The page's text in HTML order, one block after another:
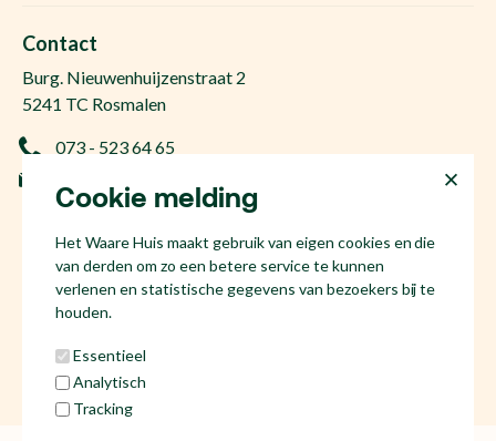
Cookie melding
Het Waare Huis maakt gebruik van eigen cookies en die
van derden om zo een betere service te kunnen
verlenen en statistische gegevens van bezoekers bij te
houden.
Essentieel
Analytisch
Tracking
Gratis woningwaarde
Vraag de kosten op
Ervaringen
Taxatie
Makelaar Den Bosch
Huis kopen Nuland
Huis kopen Berlicum
Huis kopen Vinkel
Huis kopen Kruisstraat
Huis kopen Rosmalen
Huis verkopen Den Bosch
Contact
Burg. Nieuwenhuijzenstraat 2
5241 TC Rosmalen
073 - 523 64 65
NL81 53.60.447.B01
Social media